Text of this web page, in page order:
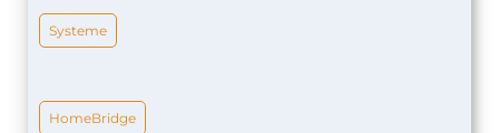
Systeme
HomeBridge